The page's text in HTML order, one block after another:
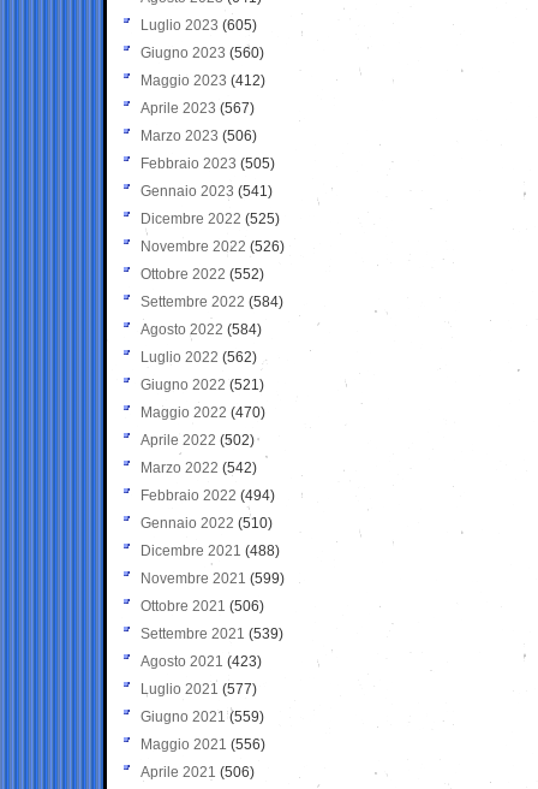
Luglio 2023 (605)
Giugno 2023 (560)
Maggio 2023 (412)
Aprile 2023 (567)
Marzo 2023 (506)
Febbraio 2023 (505)
Gennaio 2023 (541)
Dicembre 2022 (525)
Novembre 2022 (526)
Ottobre 2022 (552)
Settembre 2022 (584)
Agosto 2022 (584)
Luglio 2022 (562)
Giugno 2022 (521)
Maggio 2022 (470)
Aprile 2022 (502)
Marzo 2022 (542)
Febbraio 2022 (494)
Gennaio 2022 (510)
Dicembre 2021 (488)
Novembre 2021 (599)
Ottobre 2021 (506)
Settembre 2021 (539)
Agosto 2021 (423)
Luglio 2021 (577)
Giugno 2021(559)
Maggio 2021 (556)
Aprile 2021 (506)